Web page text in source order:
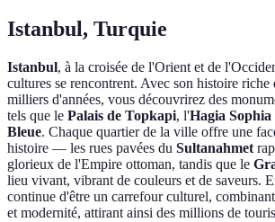
Istanbul, Turquie
Istanbul, à la croisée de l'Orient et de
cultures se rencontrent. Avec son histoire riche
milliers d'années, vous découvrirez des
tels que le Palais de Topkapi, l'Hagia Sophia
Bleue. Chaque quartier de la ville offre une
histoire — les rues pavées du Sultanahmet
glorieux de l'Empire ottoman, tandis que le
lieu vivant, vibrant de couleurs et de saveurs.
continue d'être un carrefour culturel,
et modernité, attirant ainsi des millions de